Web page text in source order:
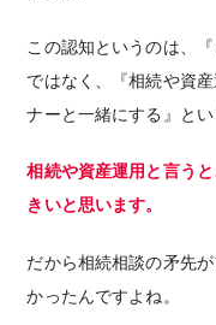
この認知というのは、
ではなく、『相続や資
ナーと一緒にする』とい
相続や資産運用と言う
きいと思います。
だから相続相談の矛先
かったんですよね。